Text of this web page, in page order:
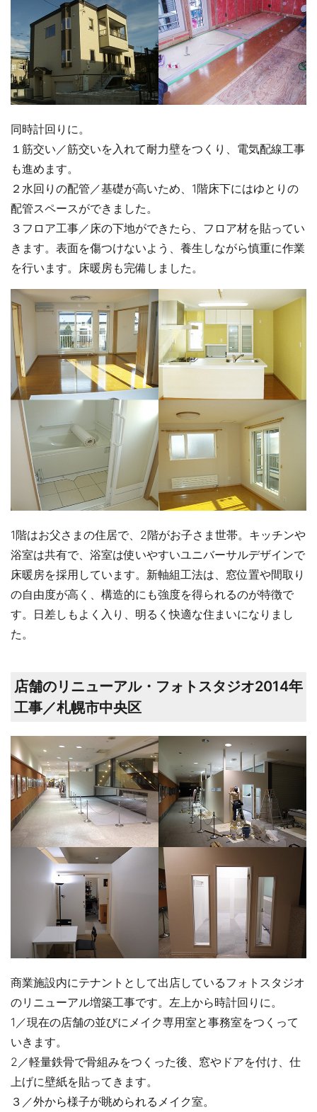
同時計回りに。
１筋交い／筋交いを入れて耐力壁をつくり、電気配線工事
も進めます。
２水回りの配管／基礎が高いため、1階床下にはゆとりの
配管スペースができました。
３フロア工事／床の下地ができたら、フロア材を貼ってい
きます。表面を傷つけないよう、養生しながら慎重に作業
を行います。床暖房も完備しました。
1階はお父さまの住居で、2階がお子さま世帯。キッチンや
浴室は共有で、浴室は使いやすいユニバーサルデザインで
床暖房を採用しています。新軸組工法は、窓位置や間取り
の自由度が高く、構造的にも強度を得られるのが特徴で
す。日差しもよく入り、明るく快適な住まいになりまし
た。
店舗のリニューアル・フォトスタジオ2014年
工事／札幌市中央区
商業施設内にテナントとして出店しているフォトスタジオ
のリニューアル増築工事です。左上から時計回りに。
1／現在の店舗の並びにメイク専用室と事務室をつくって
いきます。
2／軽量鉄骨で骨組みをつくった後、窓やドアを付け、仕
上げに壁紙を貼ってきます。
３／外から様子が眺められるメイク室。